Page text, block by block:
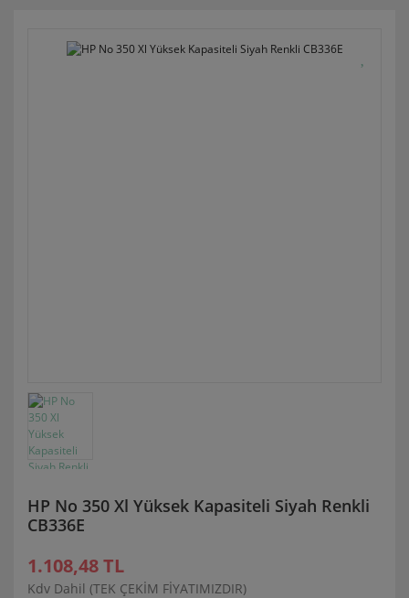
HP No 350 Xl Yüksek Kapasiteli Siyah Renkli
CB336E
1.108,48 TL
Kdv Dahil (TEK ÇEKİM FİYATIMIZDIR)